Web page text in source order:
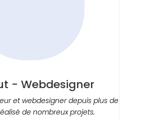
- Webdesigner
et webdesigner depuis plus de
de nombreux projets.